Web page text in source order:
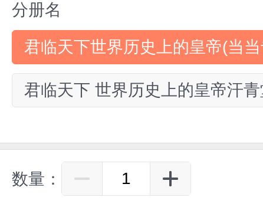
分册名
君临天下世界历史上的皇帝(当
君临天下 世界历史上的皇帝汗
数量：